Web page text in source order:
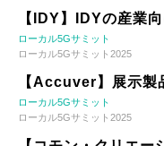
【IDY】IDYの産業
ローカル5Gサミット
ローカル5Gサミット2025
【Accuver】展示製
ローカル5Gサミット
ローカル5Gサミット2025